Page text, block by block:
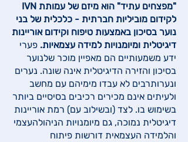
"מפצחים עתיד" הוא מיזם של עמותת IVN
לקידום מוביליות חברתית - כלכלית של בני
נוער בסיכון באמצעות טיפוח וקידום אוריינות
דיגיטלית ומיומנויות למידה עצמאיות. פערי
ידע משמעותיים הם מאפיין מוכר שלנוער
בסיכון והזירה הדיגיטלית אינה שונה. נערים
ונערותרבים לא עבדו מימיהם עם מחשב
ולעיתים אינם מכירים רכיבים בסיסיים ביותר
בשימוש בו. לצד (ובשילוב עם) רמת אוריינות
דיגיטלית נמוכה, גם מיומנויות הניהולהעצמי
והלמידה העצמאית דורשות פיתוח